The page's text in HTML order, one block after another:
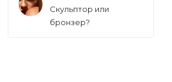
Скульптор или
бронзер?